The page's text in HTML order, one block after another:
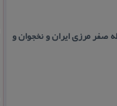
صفر مرزی ایران و نخجوان و